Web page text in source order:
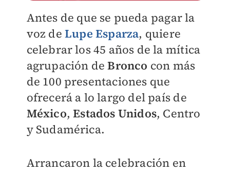
Antes de que se pueda pagar la
voz de Lupe Esparza, quiere
celebrar los 45 años de la mítica
agrupación deBronco con más
de 100 presentaciones que
ofrecerá a lo largo del país de
México,Estados Unidos, Centro
y Sudamérica.
Arrancaron la celebración en